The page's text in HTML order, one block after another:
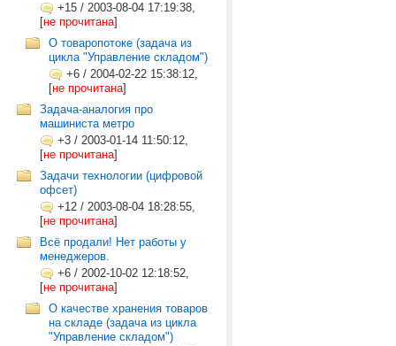
+15 / 2003-08-04 17:19:38,
[не прочитана]
О товаропотоке (задача из
цикла "Управление складом")
+6 / 2004-02-22 15:38:12,
[не прочитана]
Задача-аналогия про
машиниста метро
+3 / 2003-01-14 11:50:12,
[не прочитана]
Задачи технологии (цифровой
офсет)
+12 / 2003-08-04 18:28:55,
[не прочитана]
Всё продали! Нет работы у
менеджеров.
+6 / 2002-10-02 12:18:52,
[не прочитана]
О качестве хранения товаров
на складе (задача из цикла
"Управление складом")